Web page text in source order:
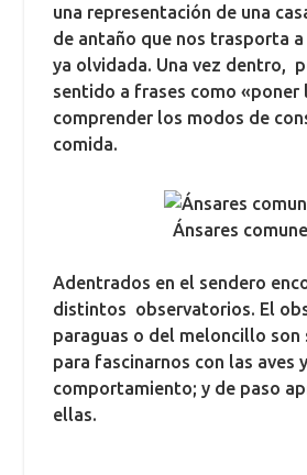
una representación de una
de antaño que nos trasporta a
ya olvidada. Una vez dentro,
sentido a frases como «poner
comprender los modos de
comida.
Ánsares
Adentrados en el sendero
distintos observatorios. El
paraguas o del meloncillo son
para fascinarnos con las aves
comportamiento; y de paso
ellas.